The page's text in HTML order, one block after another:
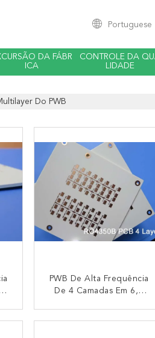
Portuguese
DA FÁBR
ICA
CONTROLE DA
LIDADE
Do PWB
PWB De Alta Frequência
De 4 Camadas Em 6,6
CONTACTO